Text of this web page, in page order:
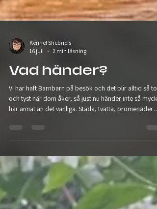
Kennel Shebrie's
16 juli
2 min läsning
Vi har haft Barnbarn på besök och det blir alltid så
här annat än det vanliga. Städa, tvätta, promenader
med hundar och värme. Så skönt med värmen men
jobbigt för hundarna. Jag hänger lite vid poolen så
Daisy är på G att löpa igen. Hon är som en klocka.
Denna gång har vi endast en hane i huset som kommer